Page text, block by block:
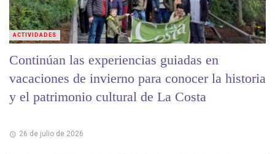
Continúan las experiencias guiadas en
vacaciones de invierno para conocer la historia
y el patrimonio cultural de La Costa
26 de julio de 2026
ACTIVIDADES